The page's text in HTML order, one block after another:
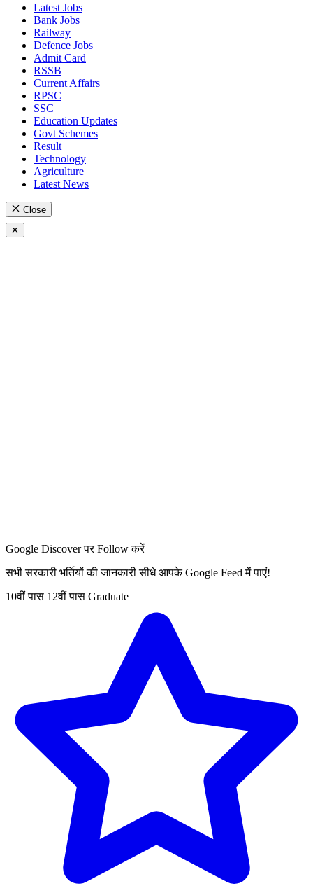
Latest Jobs
Bank Jobs
Railway
Defence Jobs
Admit Card
RSSB
Current Affairs
RPSC
SSC
Education Updates
Govt Schemes
Result
Technology
Agriculture
Latest News
Close
✕
Google Discover पर Follow करें
सभी सरकारी भर्तियों की जानकारी सीधे आपके Google Feed में पाएं!
10वीं पास 12वीं पास Graduate